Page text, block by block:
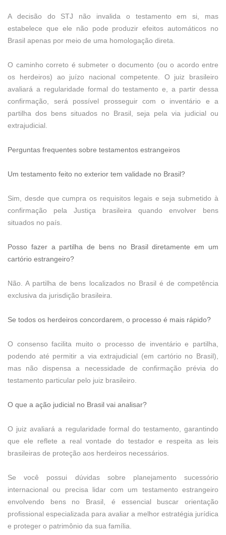
A decisão do STJ não invalida o testamento em si, mas
estabelece que ele não pode produzir efeitos automáticos no
Brasil apenas por meio de uma homologação direta.
O caminho correto é submeter o documento (ou o acordo entre
os herdeiros) ao juízo nacional competente. O juiz brasileiro
avaliará a regularidade formal do testamento e, a partir dessa
confirmação, será possível prosseguir com o inventário e a
partilha dos bens situados no Brasil, seja pela via judicial ou
extrajudicial.
Perguntas frequentes sobre testamentos estrangeiros
Um testamento feito no exterior tem validade no Brasil?
Sim, desde que cumpra os requisitos legais e seja submetido à
confirmação pela Justiça brasileira quando envolver bens
situados no país.
Posso fazer a partilha de bens no Brasil diretamente em um
cartório estrangeiro?
Não. A partilha de bens localizados no Brasil é de competência
exclusiva da jurisdição brasileira.
Se todos os herdeiros concordarem, o processo é mais rápido?
O consenso facilita muito o processo de inventário e partilha,
podendo até permitir a via extrajudicial (em cartório no Brasil),
mas não dispensa a necessidade de confirmação prévia do
testamento particular pelo juiz brasileiro.
O que a ação judicial no Brasil vai analisar?
O juiz avaliará a regularidade formal do testamento, garantindo
que ele reflete a real vontade do testador e respeita as leis
brasileiras de proteção aos herdeiros necessários.
Se você possui dúvidas sobre planejamento sucessório
internacional ou precisa lidar com um testamento estrangeiro
envolvendo bens no Brasil, é essencial buscar orientação
profissional especializada para avaliar a melhor estratégia jurídica
e proteger o patrimônio da sua família.